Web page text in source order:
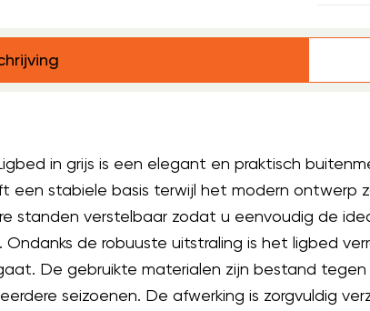
in grijs is een elegant en praktisch
een stabiele basis terwijl het modern ontwerp
standen verstelbaar zodat u eenvoudig de
de robuuste uitstraling is het ligbed
De gebruikte materialen zijn bestand
seizoenen. De afwerking is zorgvuldig